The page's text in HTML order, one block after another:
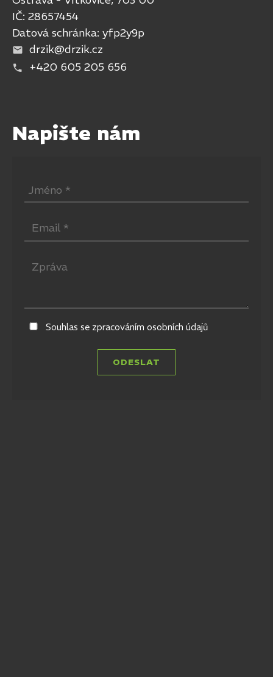
IČ: 28657454
Datová schránka: yfp2y9p
drzik@drzik.cz
+420 605 205 656
Napište nám
Souhlas se zpracováním osobních údajů